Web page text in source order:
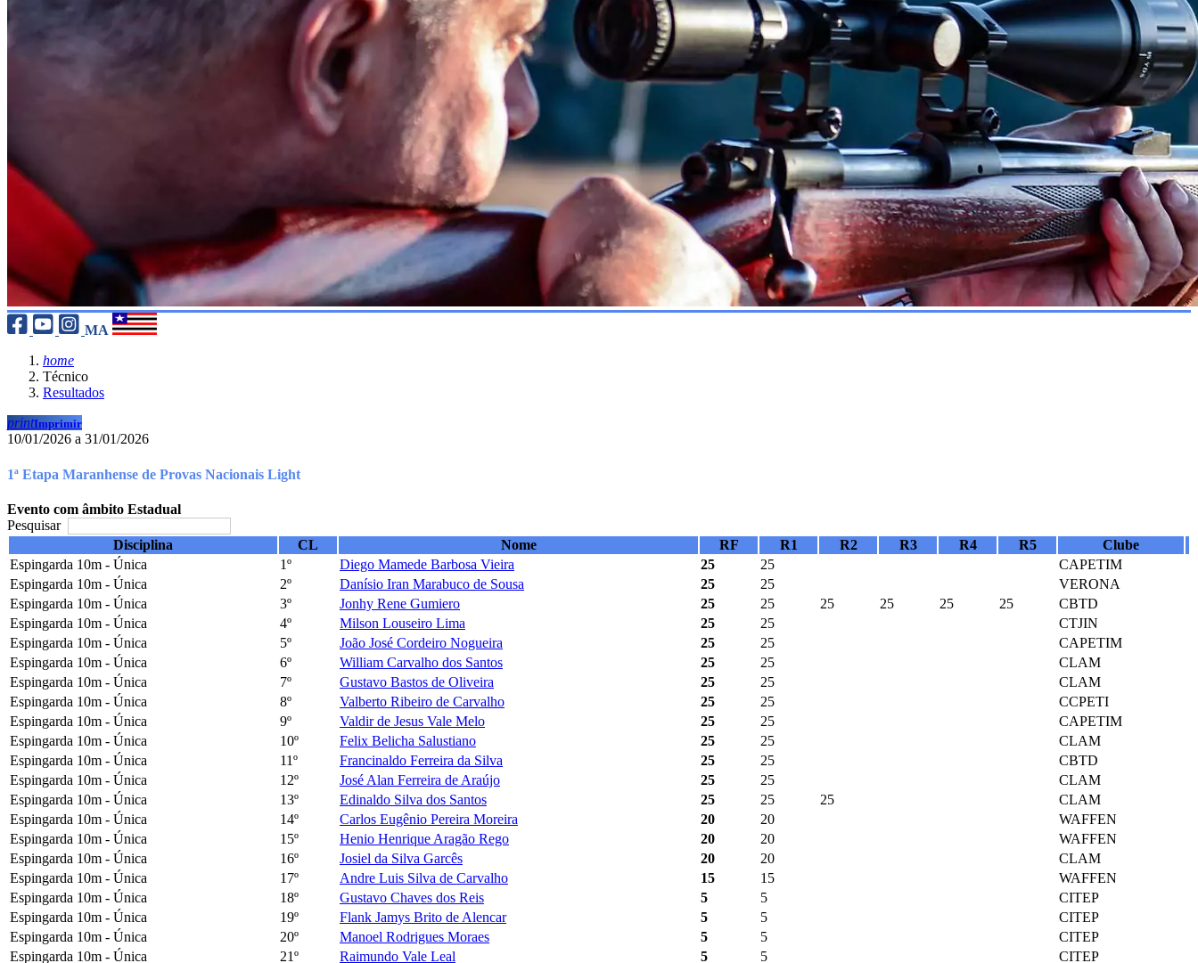
MA
home
Técnico
Resultados
printImprimir
10/01/2026 a 31/01/2026
1ª Etapa Maranhense de Provas Nacionais Light
Evento com âmbito Estadual
Pesquisar
Disciplina
CL Nome RF R1 R2 R3 R4 R5
Clube
Espingarda 10m - Única
1º Diego Mamede Barbosa Vieira 25 25
CAPETIM
Espingarda 10m - Única
2º Danísio Iran Marabuco de Sousa 25 25
VERONA
Espingarda 10m - Única
3º Jonhy Rene Gumiero 25 25 25 25 25 25
CBTD
Espingarda 10m - Única
4º Milson Louseiro Lima 25 25
CTJIN
Espingarda 10m - Única
5º João José Cordeiro Nogueira 25 25
CAPETIM
Espingarda 10m - Única
6º William Carvalho dos Santos 25 25
CLAM
Espingarda 10m - Única
7º Gustavo Bastos de Oliveira 25 25
CLAM
Espingarda 10m - Única
8º Valberto Ribeiro de Carvalho 25 25
CCPETI
Espingarda 10m - Única
9º Valdir de Jesus Vale Melo 25 25
CAPETIM
Espingarda 10m - Única
10º Felix Belicha Salustiano 25 25
CLAM
Espingarda 10m - Única
11º Francinaldo Ferreira da Silva 25 25
CBTD
Espingarda 10m - Única
12º José Alan Ferreira de Araújo 25 25
CLAM
Espingarda 10m - Única
13º Edinaldo Silva dos Santos 25 25 25
CLAM
Espingarda 10m - Única
14º Carlos Eugênio Pereira Moreira 20 20
WAFFEN
Espingarda 10m - Única
15º Henio Henrique Aragão Rego 20 20
WAFFEN
Espingarda 10m - Única
16º Josiel da Silva Garcês 20 20
CLAM
Espingarda 10m - Única
17º Andre Luis Silva de Carvalho 15 15
WAFFEN
Espingarda 10m - Única
18º Gustavo Chaves dos Reis 5 5
CITEP
Espingarda 10m - Única
19º Flank Jamys Brito de Alencar 5 5
CITEP
Espingarda 10m - Única
20º Manoel Rodrigues Moraes 5 5
CITEP
Espingarda 10m - Única
21º Raimundo Vale Leal 5 5 CITEP